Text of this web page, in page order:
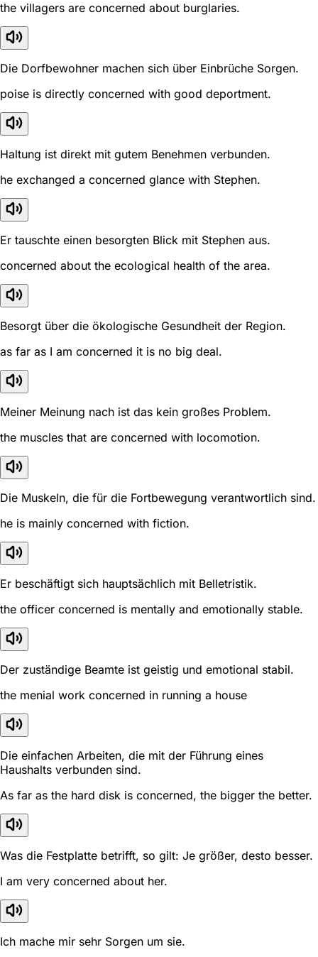
the villagers are concerned about burglaries.
Die Dorfbewohner machen sich über Einbrüche Sorgen.
poise is directly concerned with good deportment.
Haltung ist direkt mit gutem Benehmen verbunden.
he exchanged a concerned glance with Stephen.
Er tauschte einen besorgten Blick mit Stephen aus.
concerned about the ecological health of the area.
Besorgt über die ökologische Gesundheit der Region.
as far as I am concerned it is no big deal.
Meiner Meinung nach ist das kein großes Problem.
the muscles that are concerned with locomotion.
Die Muskeln, die für die Fortbewegung verantwortlich sind.
he is mainly concerned with fiction.
Er beschäftigt sich hauptsächlich mit Belletristik.
the officer concerned is mentally and emotionally stable.
Der zuständige Beamte ist geistig und emotional stabil.
the menial work concerned in running a house
Die einfachen Arbeiten, die mit der Führung eines
Haushalts verbunden sind.
As far as the hard disk is concerned, the bigger the better.
Was die Festplatte betrifft, so gilt: Je größer, desto besser.
I am very concerned about her.
Ich mache mir sehr Sorgen um sie.